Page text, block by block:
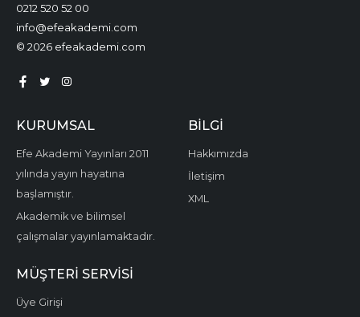
0212 520 52 00
info@efeakademi.com
© 2026 efeakademi.com
KURUMSAL
Efe Akademi Yayınları 2011
yılında yayın hayatına
başlamıştır.
Akademik ve bilimsel
çalışmalar yayınlamaktadır.
BILGI
Hakkımızda
İletişim
XML
MÜŞTERI SERVISI
Üye Girişi